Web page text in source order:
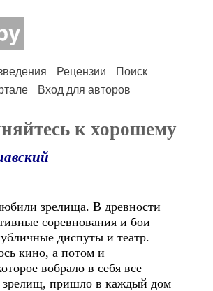
Рецензии
Поиск
Вход для авторов
к хорошему
зрелища. В древности
соревнования и бои
диспуты и театр.
кино, а потом и
вобрало в себя все
пришло в каждый дом